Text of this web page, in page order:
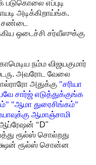
படுகொலை எப்புடி
அடிக்கிறாய்ங்க.
சண்டை
ஒடைச்சி சர்வீஸுக்கு
நம்ம விஜயகுமார்
அவரோட வேலை
அதுக்கு "சரியா
சார்ஜ் எடுத்துக்குங்க
"ஆமா துரைசிங்கம்"
ஆமாஞ்சாமி
ஆப்ரேஷன் "D"
ரூல்ஸ் சொல்றது
ரூல்ஸ் சொன்ன